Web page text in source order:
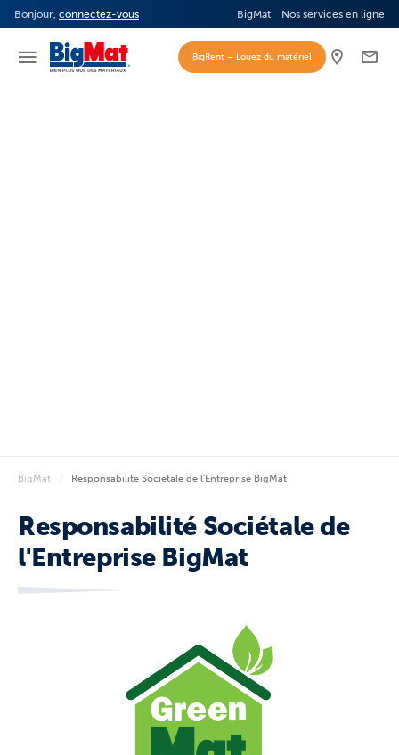
Bonjour, connectez-vous BigMat Nos services en ligne
BigRent – Louez du matériel
BigMat Responsabilité Sociétale de l'Entreprise BigMat
Responsabilité Sociétale de
l'Entreprise BigMat